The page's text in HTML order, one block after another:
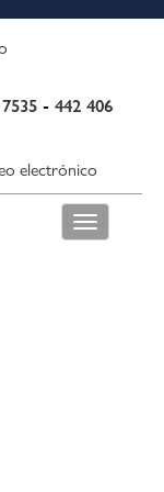
- 442 406
Toggle
navigation